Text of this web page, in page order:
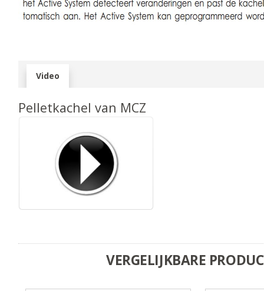
Video
Pelletkachel van MCZ
VERGELIJKBARE